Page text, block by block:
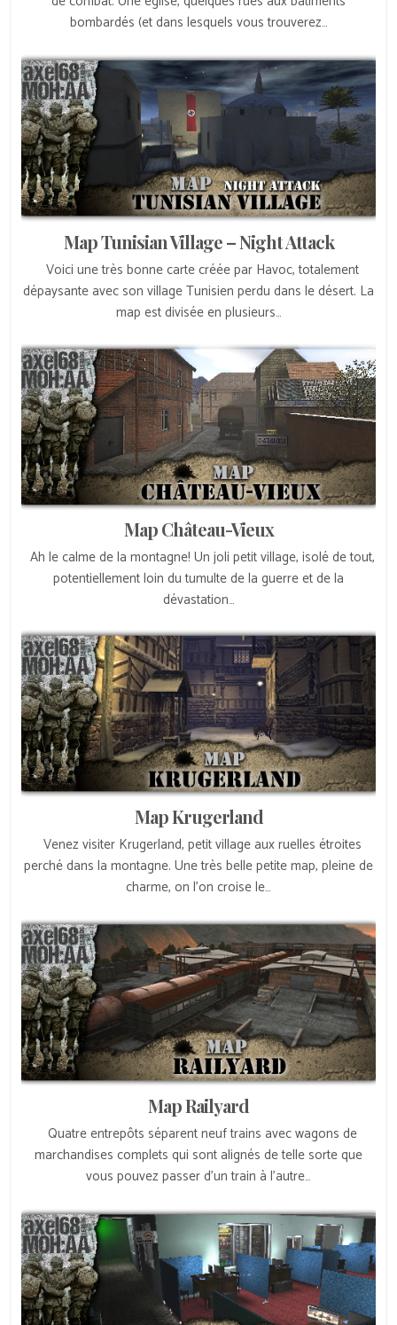
bombardés (et dans lesquels vous trouverez…
Map Tunisian Village – Night Attack
Voici une très bonne carte créée par Havoc, totalement
dépaysante avec son village Tunisien perdu dans le désert. La
map est divisée en plusieurs…
Map Château-Vieux
Ah le calme de la montagne! Un joli petit village, isolé de tout,
potentiellement loin du tumulte de la guerre et de la
dévastation…
Map Krugerland
Venez visiter Krugerland, petit village aux ruelles étroites
perché dans la montagne. Une très belle petite map, pleine de
charme, on l’on croise le…
Map Railyard
Quatre entrepôts séparent neuf trains avec wagons de
marchandises complets qui sont alignés de telle sorte que
vous pouvez passer d’un train à l’autre…